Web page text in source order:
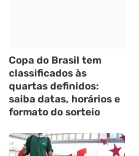
Copa do Brasil tem
classificados às
quartas definidos:
saiba datas, horários e
formato do sorteio